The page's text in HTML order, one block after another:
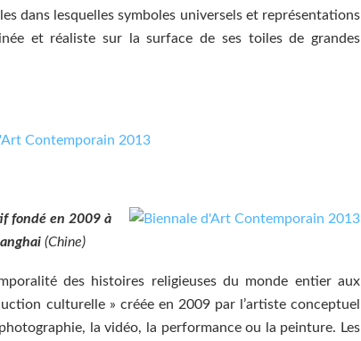
dans lesquelles symboles universels et représentations
et réaliste sur la surface de ses toiles de grandes
fondé en 2009 à
(Chine)
des histoires religieuses du monde entier aux
culturelle » créée en 2009 par l’artiste conceptuel
la vidéo, la performance ou la peinture. Les